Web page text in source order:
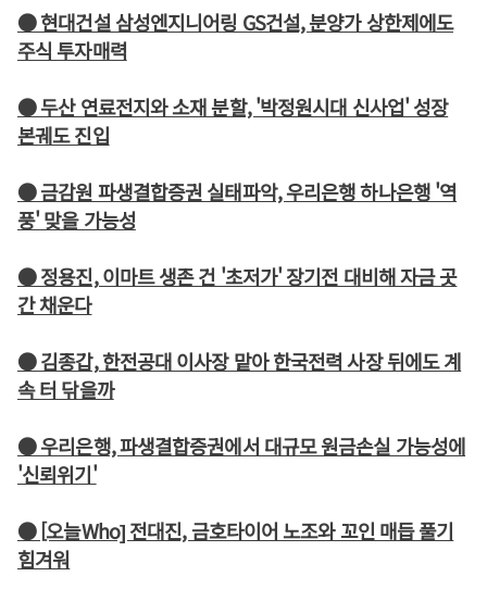
● 현대건설 삼성엔지니어링 GS건설, 분양가 상한제에도
주식 투자매력
● 두산 연료전지와 소재 분할, '박정원시대 신사업' 성장
본궤도 진입
● 금감원 파생결합증권 실태파악, 우리은행 하나은행 '역
풍' 맞을 가능성
● 정용진, 이마트 생존 건 '초저가' 장기전 대비해 자금 곳
간 채운다
● 김종갑, 한전공대 이사장 맡아 한국전력 사장 뒤에도 계
속 터 닦을까
● 우리은행, 파생결합증권에서 대규모 원금손실 가능성에
'신뢰위기'
● [오늘Who] 전대진, 금호타이어 노조와 꼬인 매듭 풀기
힘겨워